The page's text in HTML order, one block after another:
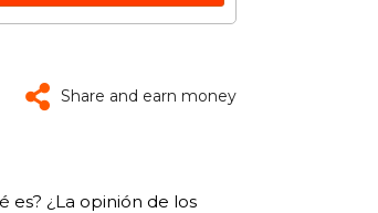
Share and earn money
es? ¿La opinión de los